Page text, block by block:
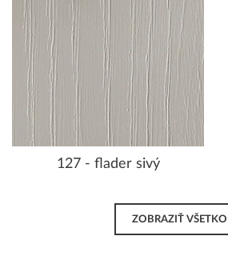
127 - flader sivý
ZOBRAZIŤ VŠETKO